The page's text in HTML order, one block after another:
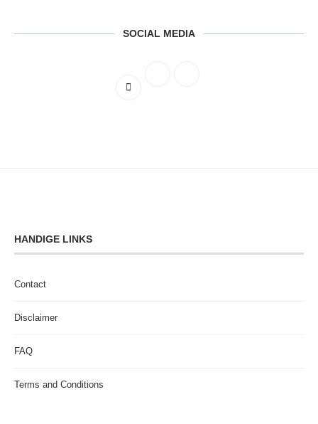
SOCIAL MEDIA
HANDIGE LINKS
Contact
Disclaimer
FAQ
Terms and Conditions